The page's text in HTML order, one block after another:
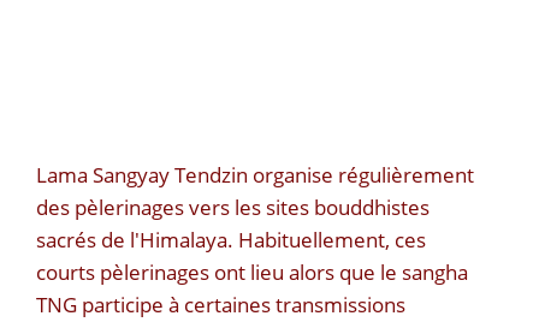
Lama Sangyay Tendzin organise régulièrement
des pèlerinages vers les sites bouddhistes
sacrés de l'Himalaya. Habituellement, ces
courts pèlerinages ont lieu alors que le sangha
TNG participe à certaines transmissions